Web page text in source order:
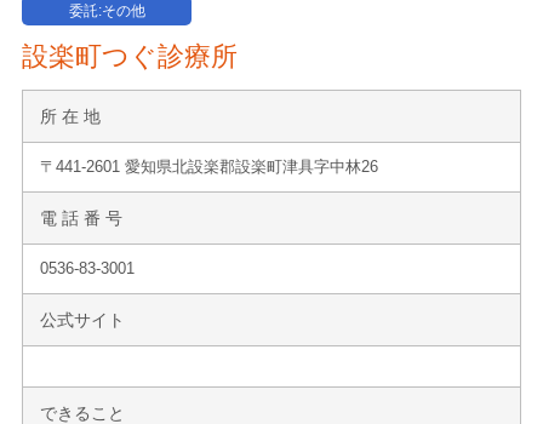
委託:その他
設楽町つぐ診療所
所 在 地
〒441-2601 愛知県北設楽郡設楽町津具字中林26
電 話 番 号
0536-83-3001
公式サイト
できること